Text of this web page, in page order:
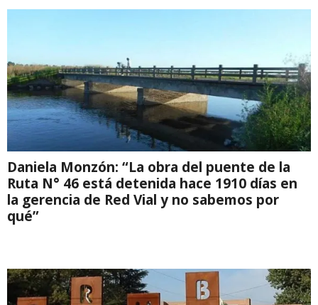
Daniela Monzón: “La obra del puente de la
Ruta N° 46 está detenida hace 1910 días en
la gerencia de Red Vial y no sabemos por
qué”